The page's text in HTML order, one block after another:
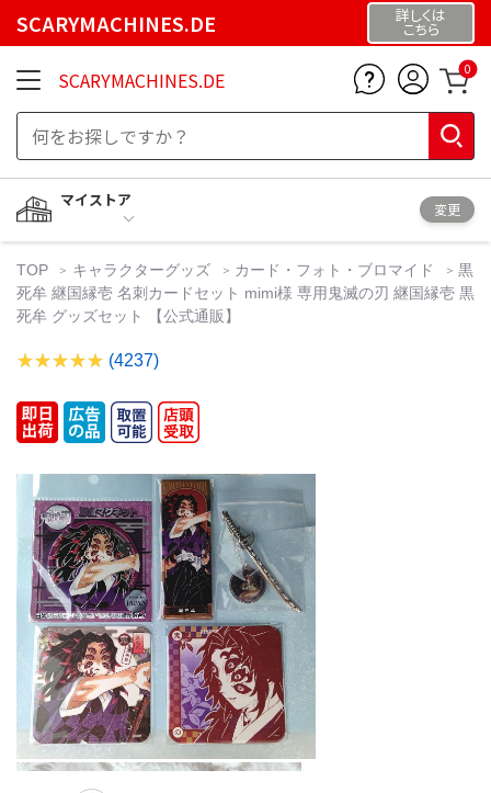
SCARYMACHINES.DE 詳しくは
こちら
SCARYMACHINES.DE 0
マイストア
変更
TOP キャラクターグッズ カード・フォト・ブロマイド
黒
死牟 継国縁壱 名刺カードセット mimi様 専用鬼滅の刃 継国縁壱 黒
死牟 グッズセット 【公式通販】
(4237)